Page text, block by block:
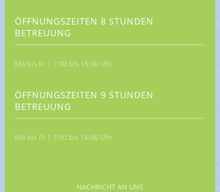
ÖFFNUNGSZEITEN 8 STUNDEN
BETREUUNG
Mo bis Fr | 7:00 bis 15:00 Uhr
ÖFFNUNGSZEITEN 9 STUNDEN
BETREUUNG
Mo bis Fr | 7:00 bis 16:00 Uhr
NACHRICHT AN UNS